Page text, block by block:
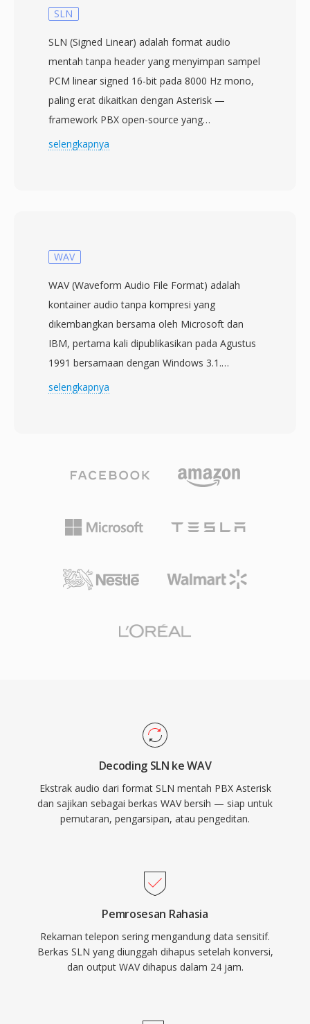
SLN
SLN (Signed Linear) adalah format audio
mentah tanpa header yang menyimpan sampel
PCM linear signed 16-bit pada 8000 Hz mono,
paling erat dikaitkan dengan Asterisk —
framework PBX open-source yang
dikembangkan oleh Digium (sekarang
punggung arsitektur translasi codec Asterisk.
mentah — tanpa header, tanpa metadata,
tanpa framing — sehingga parameter harus
diketahui terlebih dahulu. Meskipun kurangnya
deskripsi diri ini mungkin terlihat membatasi, ini
sebenarnya merupakan keunggulan dalam
telepon di mana format sampel ditetapkan
tradisional, menangkap band suara penuh 300-
3400 Hz. Asterisk juga mendukung varian yang
wideband. File SLN tidak memerlukan decoding
menjadikannya ideal untuk mixing real-time,
konferensi, dan pemutaran prompt dalam
selengkapnya
WAV
WAV (Waveform Audio File Format) adalah
kontainer audio tanpa kompresi yang
dikembangkan bersama oleh Microsoft dan
IBM, pertama kali dipublikasikan pada Agustus
1991 bersamaan dengan Windows 3.1.
Dibangun di atas Resource Interchange File
dan jumlah channel. Struktur yang
standar de facto untuk audio tanpa kompresi di
Windows dan format interchange yang diterima
operasi, editor audio, dan pemutar media yang
alur kerja profesional secara rutin
kompresi, data yang disimpan adalah
representasi digital yang persis dari rekaman
asli, menjadikannya pilihan utama untuk
mastering dan pengarsipan. WAV juga
mendukung metadata tertanam melalui chunk
INFO dan BWF, memungkinkan timestamping
CD memakan sekitar 10 MB — dan struktur
tersebut.
selengkapnya
Decoding SLN ke WAV
Ekstrak audio dari format SLN mentah PBX Asterisk
dan sajikan sebagai berkas WAV bersih — siap untuk
pemutaran, pengarsipan, atau pengeditan.
Pemrosesan Rahasia
Rekaman telepon sering mengandung data sensitif.
Berkas SLN yang diunggah dihapus setelah konversi,
dan output WAV dihapus dalam 24 jam.